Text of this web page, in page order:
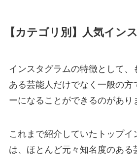
【カテゴリ別】人気イン
インスタグラムの特徴として、
ある芸能人だけでなく一般の方
ーになることができるのがあり
これまで紹介していたトップイ
は、ほとんど元々知名度のある